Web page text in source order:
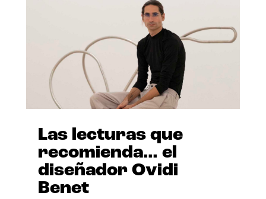
Las lecturas que
recomienda… el
diseñador Ovidi
Benet